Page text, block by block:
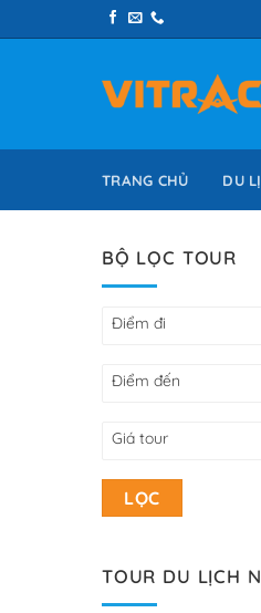
to
TRANG CHỦ DU
BỘ LỌC TOUR
Điểm đi
Điểm đến
Giá tour
LỌC
TOUR DU LỊCH